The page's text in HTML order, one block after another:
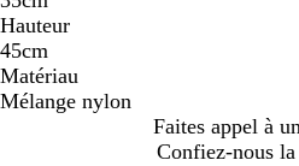
Hauteur
45cm
Matériau
Mélange nylon
Faites appel à
Confiez-nous